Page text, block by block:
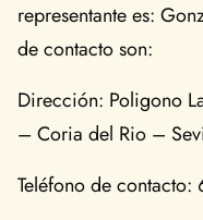
representante es:
de contacto son:
Dirección: Poligono
– Coria del Rio –
Teléfono de contacto: